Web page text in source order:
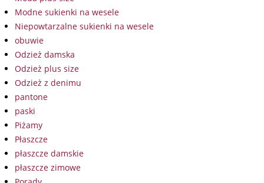
Modne sukienki na wesele
Niepowtarzalne sukienki na wesele
obuwie
Odzież damska
Odzież plus size
Odzież z denimu
pantone
paski
Piżamy
Płaszcze
płaszcze damskie
płaszcze zimowe